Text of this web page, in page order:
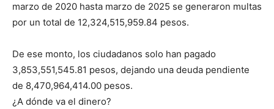
marzo de 2020 hasta marzo de 2025 se generaron multas
por un total de 12,324,515,959.84 pesos.
De ese monto, los ciudadanos solo han pagado
3,853,551,545.81 pesos, dejando una deuda pendiente
de 8,470,964,414.00 pesos.
¿A dónde va el dinero?